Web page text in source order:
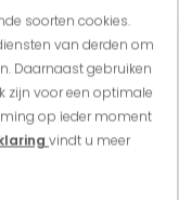
soorten cookies.
van derden om
Daarnaast gebruiken
zijn voor een optimale
op ieder moment
vindt u meer